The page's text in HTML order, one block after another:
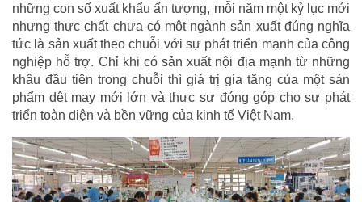
những con số xuất khẩu ấn tượng, mỗi năm một kỷ lục mới
nhưng thực chất chưa có một ngành sản xuất đúng nghĩa
tức là sản xuất theo chuỗi với sự phát triển mạnh của công
nghiệp hỗ trợ. Chỉ khi có sản xuất nội địa mạnh từ những
khâu đầu tiên trong chuỗi thì giá trị gia tăng của một sản
phẩm dệt may mới lớn và thực sự đóng góp cho sự phát
triển toàn diện và bền vững của kinh tế Việt Nam.